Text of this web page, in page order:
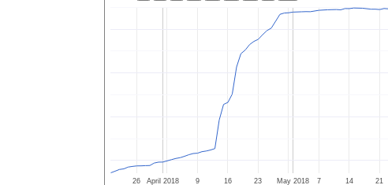
April 2018 May 2018
26 9 16 23 7 14 21